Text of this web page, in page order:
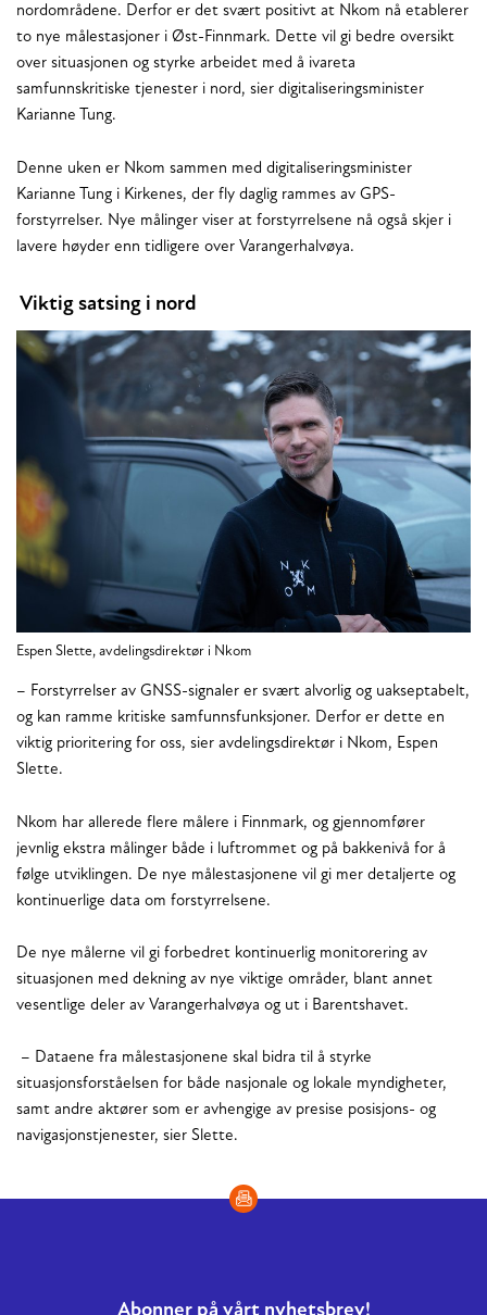
nordområdene. Derfor er det svært positivt at Nkom nå etablerer
to nye målestasjoner i Øst-Finnmark. Dette vil gi bedre oversikt
over situasjonen og styrke arbeidet med å ivareta
samfunnskritiske tjenester i nord, sier digitaliseringsminister
Karianne Tung.
Denne uken er Nkom sammen med digitaliseringsminister
Karianne Tung i Kirkenes, der fly daglig rammes av GPS-
forstyrrelser. Nye målinger viser at forstyrrelsene nå også skjer i
lavere høyder enn tidligere over Varangerhalvøya.
Viktig satsing i nord
Espen Slette, avdelingsdirektør i Nkom
– Forstyrrelser av GNSS-signaler er svært alvorlig og uakseptabelt,
og kan ramme kritiske samfunnsfunksjoner. Derfor er dette en
viktig prioritering for oss, sier avdelingsdirektør i Nkom, Espen
Slette.
Nkom har allerede flere målere i Finnmark, og gjennomfører
jevnlig ekstra målinger både i luftrommet og på bakkenivå for å
følge utviklingen. De nye målestasjonene vil gi mer detaljerte og
kontinuerlige data om forstyrrelsene.
De nye målerne vil gi forbedret kontinuerlig monitorering av
situasjonen med dekning av nye viktige områder, blant annet
vesentlige deler av Varangerhalvøya og ut i Barentshavet.
– Dataene fra målestasjonene skal bidra til å styrke
situasjonsforståelsen for både nasjonale og lokale myndigheter,
samt andre aktører som er avhengige av presise posisjons- og
navigasjonstjenester, sier Slette.